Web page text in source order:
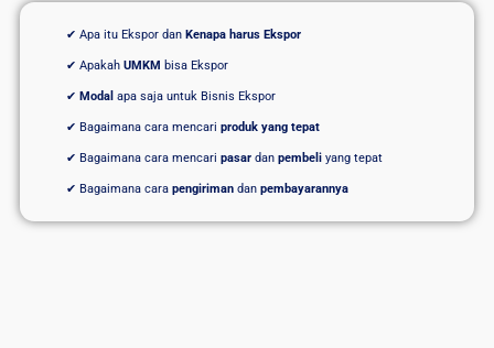
✔ Apa itu Ekspor dan Kenapa harus Ekspor
✔ Apakah UMKM bisa Ekspor
✔ Modal apa saja untuk Bisnis Ekspor
✔ Bagaimana cara mencari produk yang tepat
✔ Bagaimana cara mencari pasar dan pembeli yang tepat
✔ Bagaimana cara pengiriman dan pembayarannya